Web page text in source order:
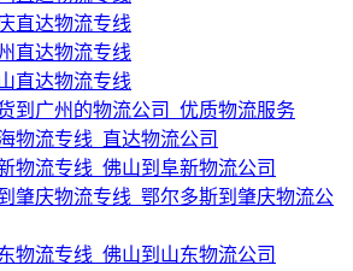
直达物流专线
直达物流专线
直达物流专线
到广州的物流公司_优质物流服务
物流专线_直达物流公司
物流专线_佛山到阜新物流公司
肇庆物流专线_鄂尔多斯到肇庆物流公
物流专线_佛山到山东物流公司